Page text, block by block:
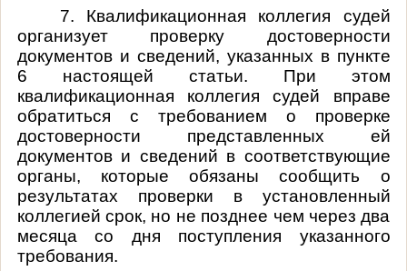
7. Квалификационная коллегия судей
организует проверку достоверности
документов и сведений, указанных в пункте
6 настоящей статьи. При этом
квалификационная коллегия судей вправе
обратиться с требованием о проверке
достоверности представленных ей
документов и сведений в соответствующие
органы, которые обязаны сообщить о
результатах проверки в установленный
коллегией срок, но не позднее чем через два
месяца со дня поступления указанного
требования.